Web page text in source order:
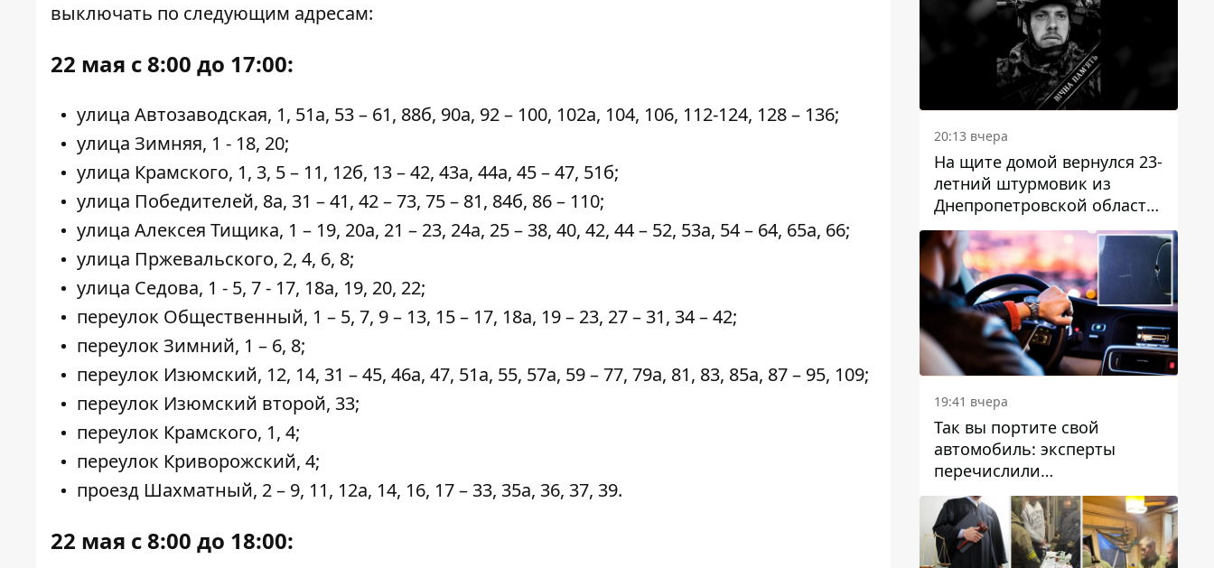
выключать по следующим адресам:
22 мая с 8:00 до 17:00:
улица Автозаводская, 1, 51а, 53 – 61, 88б, 90а, 92 – 100, 102а, 104, 106, 112-124, 128 – 136;
улица Зимняя, 1 - 18, 20;
улица Крамского, 1, 3, 5 – 11, 12б, 13 – 42, 43а, 44а, 45 – 47, 51б;
улица Победителей, 8а, 31 – 41, 42 – 73, 75 – 81, 84б, 86 – 110;
улица Алексея Тищика, 1 – 19, 20а, 21 – 23, 24а, 25 – 38, 40, 42, 44 – 52, 53а, 54 – 64, 65а, 66;
улица Пржевальского, 2, 4, 6, 8;
улица Седова, 1 - 5, 7 - 17, 18а, 19, 20, 22;
переулок Общественный, 1 – 5, 7, 9 – 13, 15 – 17, 18а, 19 – 23, 27 – 31, 34 – 42;
переулок Зимний, 1 – 6, 8;
переулок Изюмский, 12, 14, 31 – 45, 46а, 47, 51а, 55, 57а, 59 – 77, 79а, 81, 83, 85а, 87 – 95, 109;
переулок Изюмский второй, 33;
переулок Крамского, 1, 4;
переулок Криворожский, 4;
проезд Шахматный, 2 – 9, 11, 12а, 14, 16, 17 – 33, 35а, 36, 37, 39.
22 мая с 8:00 до 18:00:
20:13 вчера
На щите домой вернулся 23-
летний штурмовик из
Днепропетровской области
Богдан Бескровный
19:41 вчера
Так вы портите свой
автомобиль: эксперты
перечислили
распространенные
привычки водителей,
которые на самом деле
вредят машине